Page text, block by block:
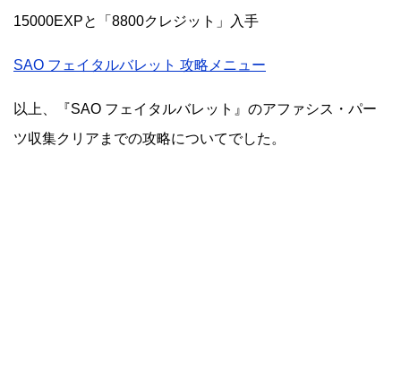
15000EXPと「8800クレジット」入手
SAO フェイタルバレット 攻略メニュー
以上、『SAO フェイタルバレット』のアファシス・パー
ツ収集クリアまでの攻略についてでした。